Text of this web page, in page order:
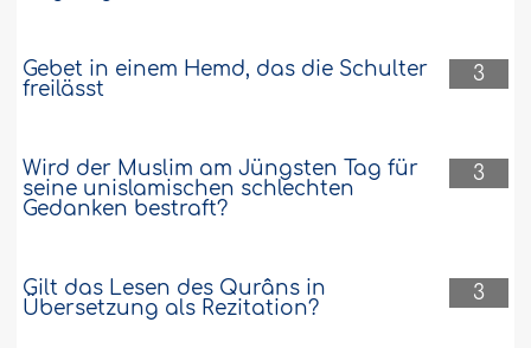
3
Gebet in einem Hemd, das die Schulter
freilässt
3
Wird der Muslim am Jüngsten Tag für
seine unislamischen schlechten
Gedanken bestraft?
3
Gilt das Lesen des Qurâns in
Übersetzung als Rezitation?